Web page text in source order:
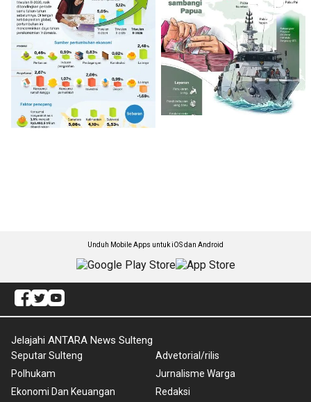
Unduh Mobile Apps untuk iOS dan Android
Jelajahi ANTARA News Sulteng
Seputar Sulteng
Polhukam
Ekonomi Dan Keuangan
Advetorial/rilis
Jurnalisme Warga
Redaksi